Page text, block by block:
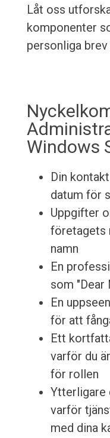
Låt oss
komponenter
personliga
Windows
Din
datum för
Uppgifter
företagets
namn
En
som "Dear
En
för att
Ett
varför du
för rollen
Ytterligare
varför
med dina